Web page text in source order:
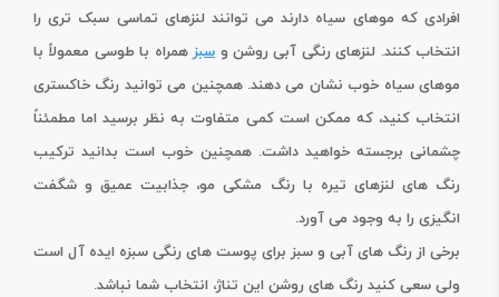
افرادی که موهای سیاه دارند می توانند لنزهای تماسی سبک تری را
انتخاب کنند. لنزهای رنگی آبی روشن و سبزهمراه با طوسی معمولاً با
موهای سیاه خوب نشان می دهند. همچنین می توانید رنگ خاکستری
انتخاب کنید، که ممکن است کمی متفاوت به نظر برسید اما مطمئناً
چشمانی برجسته خواهید داشت. همچنین خوب است بدانید ترکیب
رنگ های لنزهای تیره با رنگ مشکی مو، جذابیت عمیق و شگفت
انگیزی را به وجود می آورد.
برخی از رنگ های آبی و سبز برای پوست های رنگی سبزه ایده آل است
ولی سعی کنید رنگ های روشن این تناژ، انتخاب شما نباشد.